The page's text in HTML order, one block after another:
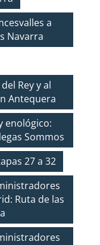
a
Navarra
Rey y al
Antequera
enológico:
Sommos
27 a 32
Ruta de las